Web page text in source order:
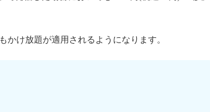
かけ放題が適用されるようになります。